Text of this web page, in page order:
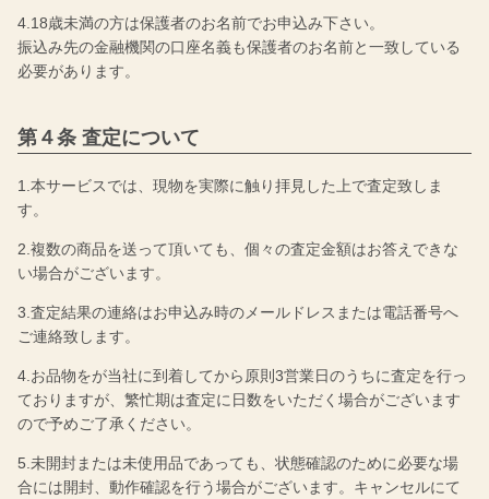
4.18歳未満の方は保護者のお名前でお申込み下さい。
振込み先の金融機関の口座名義も保護者のお名前と一致している
必要があります。
第４条 査定について
1.本サービスでは、現物を実際に触り拝見した上で査定致しま
す。
2.複数の商品を送って頂いても、個々の査定金額はお答えできな
い場合がございます。
3.査定結果の連絡はお申込み時のメールドレスまたは電話番号へ
ご連絡致します。
4.お品物をが当社に到着してから原則3営業日のうちに査定を行っ
ておりますが、繁忙期は査定に日数をいただく場合がございます
ので予めご了承ください。
5.未開封または未使用品であっても、状態確認のために必要な場
合には開封、動作確認を行う場合がございます。キャンセルにて